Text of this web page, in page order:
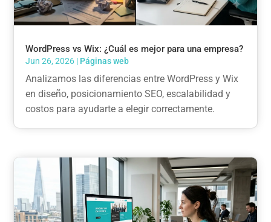
WordPress vs Wix: ¿Cuál es mejor para una empresa?
Jun 26, 2026 | Páginas web
Analizamos las diferencias entre WordPress y Wix
en diseño, posicionamiento SEO, escalabilidad y
costos para ayudarte a elegir correctamente.